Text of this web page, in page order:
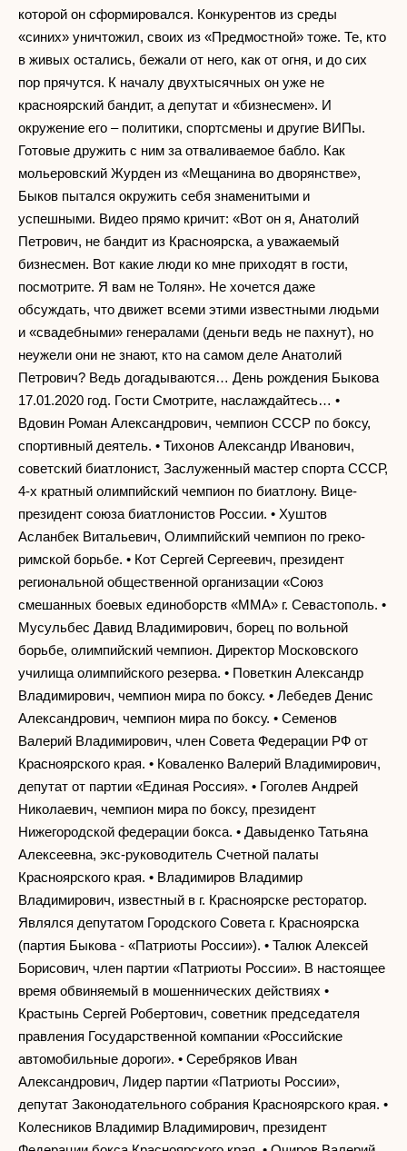
которой он сформировался. Конкурентов из среды
«синих» уничтожил, своих из «Предмостной» тоже. Те, кто
в живых остались, бежали от него, как от огня, и до сих
пор прячутся. К началу двухтысячных он уже не
красноярский бандит, а депутат и «бизнесмен». И
окружение его – политики, спортсмены и другие ВИПы.
Готовые дружить с ним за отваливаемое бабло. Как
мольеровский Журден из «Мещанина во дворянстве»,
Быков пытался окружить себя знаменитыми и
успешными. Видео прямо кричит: «Вот он я, Анатолий
Петрович, не бандит из Красноярска, а уважаемый
бизнесмен. Вот какие люди ко мне приходят в гости,
посмотрите. Я вам не Толян». Не хочется даже
обсуждать, что движет всеми этими известными людьми
и «свадебными» генералами (деньги ведь не пахнут), но
неужели они не знают, кто на самом деле Анатолий
Петрович? Ведь догадываются… День рождения Быкова
17.01.2020 год. Гости Смотрите, наслаждайтесь… •
Вдовин Роман Александрович, чемпион СССР по боксу,
спортивный деятель. • Тихонов Александр Иванович,
советский биатлонист, Заслуженный мастер спорта СССР,
4-х кратный олимпийский чемпион по биатлону. Вице-
президент союза биатлонистов России. • Хуштов
Асланбек Витальевич, Олимпийский чемпион по греко-
римской борьбе. • Кот Сергей Сергеевич, президент
региональной общественной организации «Союз
смешанных боевых единоборств «ММА» г. Севастополь. •
Мусульбес Давид Владимирович, борец по вольной
борьбе, олимпийский чемпион. Директор Московского
училища олимпийского резерва. • Поветкин Александр
Владимирович, чемпион мира по боксу. • Лебедев Денис
Александрович, чемпион мира по боксу. • Семенов
Валерий Владимирович, член Совета Федерации РФ от
Красноярского края. • Коваленко Валерий Владимирович,
депутат от партии «Единая Россия». • Гоголев Андрей
Николаевич, чемпион мира по боксу, президент
Нижегородской федерации бокса. • Давыденко Татьяна
Алексеевна, экс-руководитель Счетной палаты
Красноярского края. • Владимиров Владимир
Владимирович, известный в г. Красноярске ресторатор.
Являлся депутатом Городского Совета г. Красноярска
(партия Быкова - «Патриоты России»). • Талюк Алексей
Борисович, член партии «Патриоты России». В настоящее
время обвиняемый в мошеннических действиях •
Крастынь Сергей Робертович, советник председателя
правления Государственной компании «Российские
автомобильные дороги». • Серебряков Иван
Александрович, Лидер партии «Патриоты России»,
депутат Законодательного собрания Красноярского края. •
Колесников Владимир Владимирович, президент